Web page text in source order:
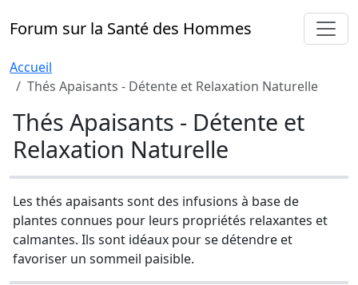
Forum sur la Santé des Hommes
Accueil
Thés Apaisants - Détente et Relaxation Naturelle
Thés Apaisants - Détente et
Relaxation Naturelle
Les thés apaisants sont des infusions à base de
plantes connues pour leurs propriétés relaxantes et
calmantes. Ils sont idéaux pour se détendre et
favoriser un sommeil paisible.